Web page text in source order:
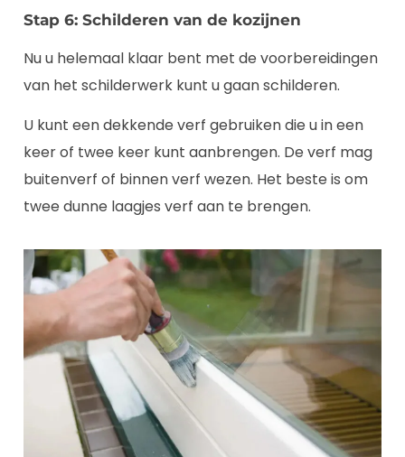
Stap 6: Schilderen van de kozijnen
Nu u helemaal klaar bent met de voorbereidingen
van het schilderwerk kunt u gaan schilderen.
U kunt een dekkende verf gebruiken die u in een
keer of twee keer kunt aanbrengen. De verf mag
buitenverf of binnen verf wezen. Het beste is om
twee dunne laagjes verf aan te brengen.